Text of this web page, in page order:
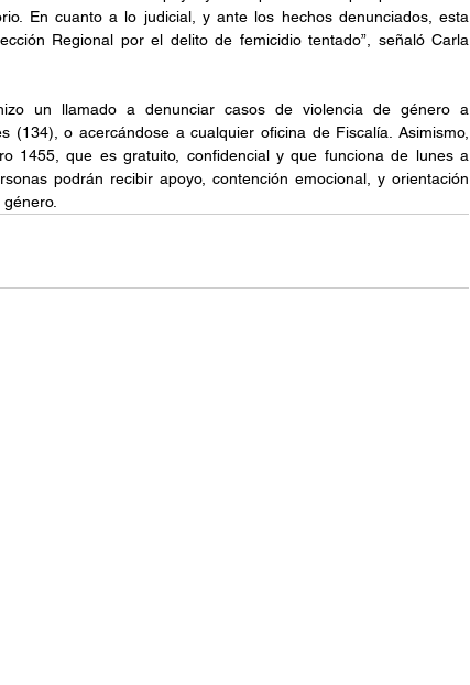
En cuanto a lo judicial, y ante los hechos denunciados, esta
Regional por el delito de femicidio tentado”, señaló Carla
un llamado a denunciar casos de violencia de género a
(134), o acercándose a cualquier oficina de Fiscalía. Asimismo,
1455, que es gratuito, confidencial y que funciona de lunes a
podrán recibir apoyo, contención emocional, y orientación